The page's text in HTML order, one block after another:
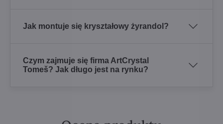
Jak montuje się kryształowy żyrandol?
Czym zajmuje się firma ArtCrystal
Tomeš? Jak długo jest na rynku?